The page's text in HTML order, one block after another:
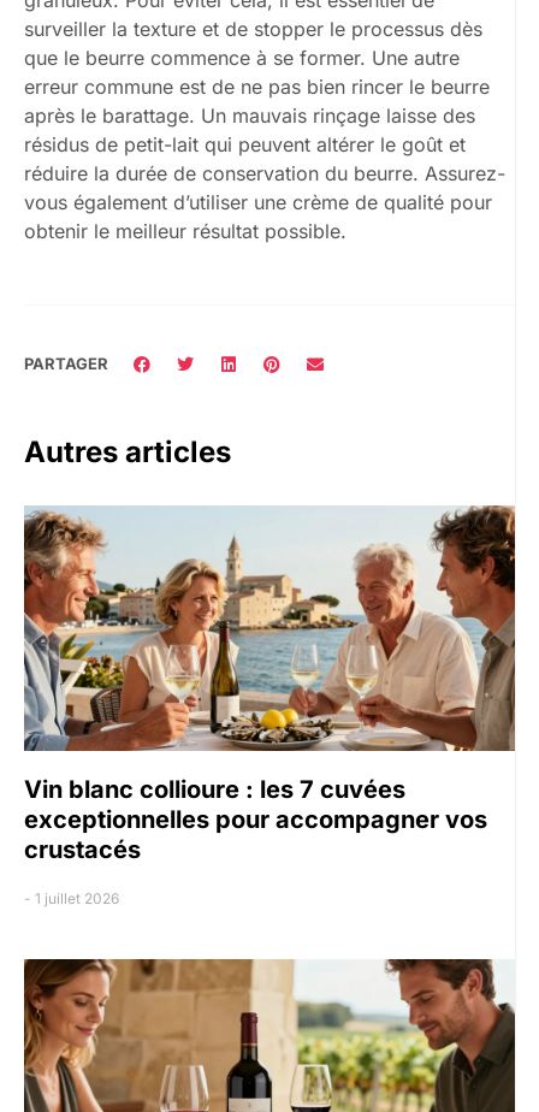
surveiller la texture et de stopper le processus dès
que le beurre commence à se former. Une autre
erreur commune est de ne pas bien rincer le beurre
après le barattage. Un mauvais rinçage laisse des
résidus de petit-lait qui peuvent altérer le goût et
réduire la durée de conservation du beurre. Assurez-
vous également d’utiliser une crème de qualité pour
obtenir le meilleur résultat possible.
PARTAGER
Autres articles
Vin blanc collioure : les 7 cuvées
exceptionnelles pour accompagner vos
crustacés
1 juillet 2026